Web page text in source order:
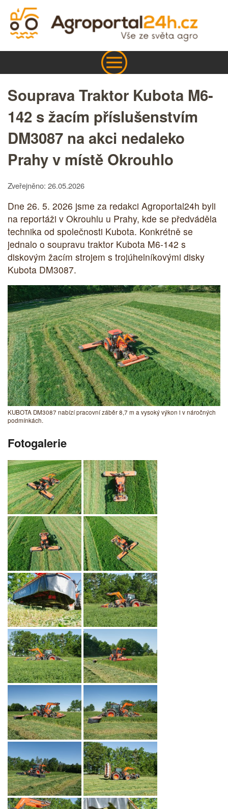
Souprava Traktor Kubota M6-
142 s žacím příslušenstvím
DM3087 na akci nedaleko
Prahy v místě Okrouhlo
Zveřejněno: 26.05.2026
Dne 26. 5. 2026 jsme za redakci Agroportal24h byli
na reportáži v Okrouhlu u Prahy, kde se předváděla
technika od společnosti Kubota. Konkrétně se
jednalo o soupravu traktor Kubota M6-142 s
diskovým žacím strojem s trojúhelníkovými disky
Kubota DM3087.
KUBOTA DM3087 nabízí pracovní záběr 8,7 m a vysoký výkon i v náročných
podmínkách.
Fotogalerie